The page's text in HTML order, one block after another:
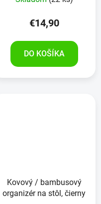
€14,90
DO KOŠÍKA
Kovový / bambusový
organizér na stôl, čierny